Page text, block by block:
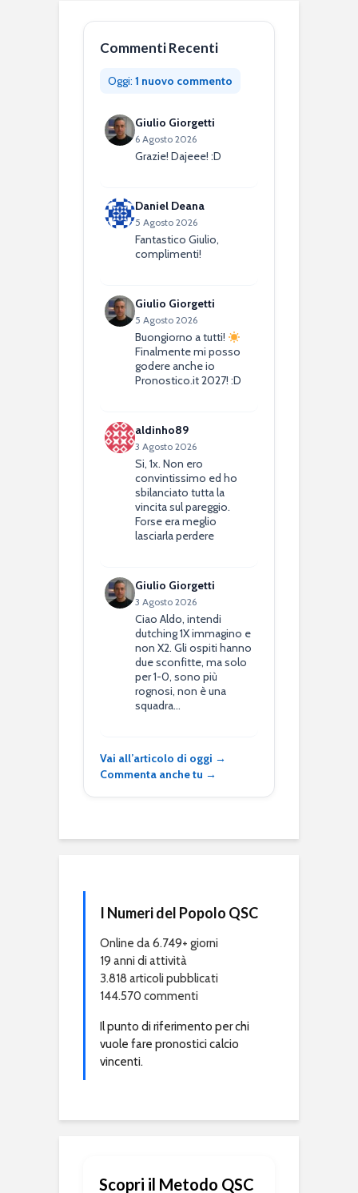
Commenti Recenti
Oggi: 1 nuovo commento
Giulio Giorgetti
6 Agosto 2026
Grazie! Dajeee! :D
Daniel Deana
5 Agosto 2026
Fantastico Giulio,
complimenti!
Giulio Giorgetti
5 Agosto 2026
Buongiorno a tutti!
Finalmente mi posso
godere anche io
Pronostico.it 2027! :D
aldinho89
3 Agosto 2026
Si, 1x. Non ero
convintissimo ed ho
sbilanciato tutta la
vincita sul pareggio.
Forse era meglio
lasciarla perdere
Giulio Giorgetti
3 Agosto 2026
Ciao Aldo, intendi
dutching 1X immagino e
non X2. Gli ospiti hanno
due sconfitte, ma solo
per 1-0, sono più
rognosi, non è una
squadra…
Vai all’articolo di oggi →
Commenta anche tu →
I Numeri del Popolo QSC
Online da 6.749+ giorni
19 anni di attività
3.818 articoli pubblicati
144.570 commenti
Il punto di riferimento per chi
vuole fare pronostici calcio
vincenti.
Scopri il Metodo QSC